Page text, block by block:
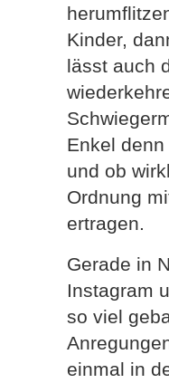
Kinder,
lässt auch
Enkel
und ob
Ordnung
ertragen.
Gerade in
Instagram
so viel
einmal in